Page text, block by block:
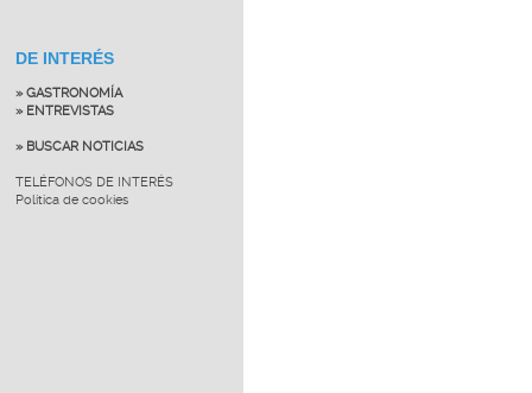
DE INTERÉS
» GASTRONOMÍA
» ENTREVISTAS
» BUSCAR NOTICIAS
TELÉFONOS DE INTERÉS
Política de cookies